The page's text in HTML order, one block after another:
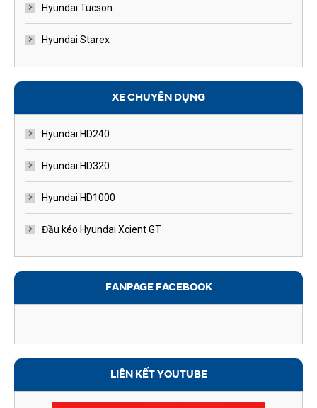
Hyundai Tucson
Hyundai Starex
XE CHUYÊN DỤNG
Hyundai HD240
Hyundai HD320
Hyundai HD1000
Đầu kéo Hyundai Xcient GT
FANPAGE FACEBOOK
LIÊN KẾT YOUTUBE